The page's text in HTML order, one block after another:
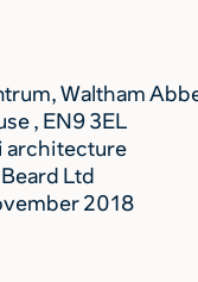
Waltham
, EN9 3EL
architecture
Ltd
2018